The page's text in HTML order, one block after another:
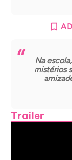
Na
mistérios
Trailer